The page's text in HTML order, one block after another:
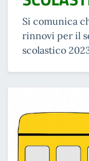
Si comunica
rinnovi per il
scolastico